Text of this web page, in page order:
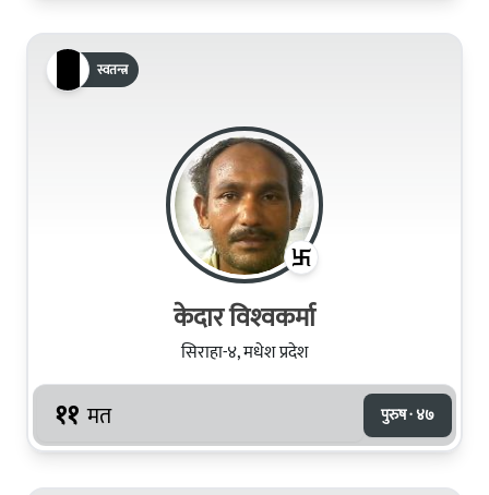
स्वतन्त्र
केदार विश्‍वकर्मा
सिराहा-४, मधेश प्रदेश
११ मत पुरुष · ४७